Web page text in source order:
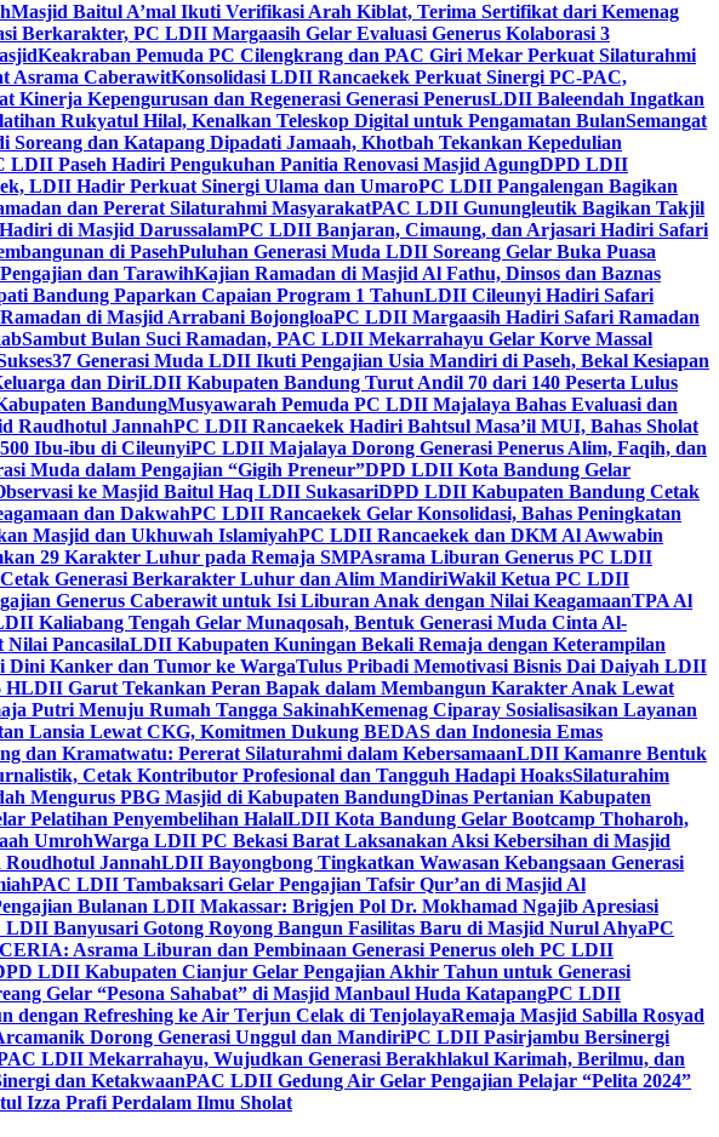
Masjid Baitul A’mal Ikuti Verifikasi Arah Kiblat, Terima Sertifikat dari Kemenag
Berkarakter, PC LDII Margaasih Gelar Evaluasi Generus Kolaborasi 3
Keakraban Pemuda PC Cilengkrang dan PAC Giri Mekar Perkuat Silaturahmi
Asrama CaberawitKonsolidasi LDII Rancaekek Perkuat Sinergi PC-PAC,
Kepengurusan dan Regenerasi Generasi PenerusLDII Baleendah Ingatkan
Rukyatul Hilal, Kenalkan Teleskop Digital untuk Pengamatan BulanSemangat
Soreang dan Katapang Dipadati Jamaah, Khotbah Tekankan Kepedulian
LDII Paseh Hadiri Pengukuhan Panitia Renovasi Masjid AgungDPD LDII
LDII Hadir Perkuat Sinergi Ulama dan UmaroPC LDII Pangalengan Bagikan
dan Pererat Silaturahmi MasyarakatPAC LDII Gunungleutik Bagikan Takjil
di Masjid DarussalamPC LDII Banjaran, Cimaung, dan Arjasari Hadiri Safari
di PasehPuluhan Generasi Muda LDII Soreang Gelar Buka Puasa
dan TarawihKajian Ramadan di Masjid Al Fathu, Dinsos dan Baznas
Bandung Paparkan Capaian Program 1 TahunLDII Cileunyi Hadiri Safari
di Masjid Arrabani BojongloaPC LDII Margaasih Hadiri Safari Ramadan
Sambut Bulan Suci Ramadan, PAC LDII Mekarrahayu Gelar Korve Massal
37 Generasi Muda LDII Ikuti Pengajian Usia Mandiri di Paseh, Bekal Kesiapan
dan DiriLDII Kabupaten Bandung Turut Andil 70 dari 140 Peserta Lulus
BandungMusyawarah Pemuda PC LDII Majalaya Bahas Evaluasi dan
Raudhotul JannahPC LDII Rancaekek Hadiri Bahtsul Masa’il MUI, Bahas Sholat
Ibu-ibu di CileunyiPC LDII Majalaya Dorong Generasi Penerus Alim, Faqih, dan
Muda dalam Pengajian “Gigih Preneur”DPD LDII Kota Bandung Gelar
ke Masjid Baitul Haq LDII SukasariDPD LDII Kabupaten Bandung Cetak
dan DakwahPC LDII Rancaekek Gelar Konsolidasi, Bahas Peningkatan
Masjid dan Ukhuwah IslamiyahPC LDII Rancaekek dan DKM Al Awwabin
29 Karakter Luhur pada Remaja SMPAsrama Liburan Generus PC LDII
Generasi Berkarakter Luhur dan Alim MandiriWakil Ketua PC LDII
Generus Caberawit untuk Isi Liburan Anak dengan Nilai KeagamaanTPA Al
Kaliabang Tengah Gelar Munaqosah, Bentuk Generasi Muda Cinta Al-
PancasilaLDII Kabupaten Kuningan Bekali Remaja dengan Keterampilan
Dini Kanker dan Tumor ke WargaTulus Pribadi Memotivasi Bisnis Dai Daiyah LDII
HLDII Garut Tekankan Peran Bapak dalam Membangun Karakter Anak Lewat
Putri Menuju Rumah Tangga SakinahKemenag Ciparay Sosialisasikan Layanan
Lansia Lewat CKG, Komitmen Dukung BEDAS dan Indonesia Emas
dan Kramatwatu: Pererat Silaturahmi dalam KebersamaanLDII Kamanre Bentuk
Cetak Kontributor Profesional dan Tangguh Hadapi HoaksSilaturahim
Mengurus PBG Masjid di Kabupaten BandungDinas Pertanian Kabupaten
Pelatihan Penyembelihan HalalLDII Kota Bandung Gelar Bootcamp Thoharoh,
UmrohWarga LDII PC Bekasi Barat Laksanakan Aksi Kebersihan di Masjid
Roudhotul JannahLDII Bayongbong Tingkatkan Wawasan Kebangsaan Generasi
PAC LDII Tambaksari Gelar Pengajian Tafsir Qur’an di Masjid Al
Bulanan LDII Makassar: Brigjen Pol Dr. Mokhamad Ngajib Apresiasi
LDII Banyusari Gotong Royong Bangun Fasilitas Baru di Masjid Nurul AhyaPC
Asrama Liburan dan Pembinaan Generasi Penerus oleh PC LDII
LDII Kabupaten Cianjur Gelar Pengajian Akhir Tahun untuk Generasi
Gelar “Pesona Sahabat” di Masjid Manbaul Huda KatapangPC LDII
Refreshing ke Air Terjun Celak di TenjolayaRemaja Masjid Sabilla Rosyad
Dorong Generasi Unggul dan MandiriPC LDII Pasirjambu Bersinergi
LDII Mekarrahayu, Wujudkan Generasi Berakhlakul Karimah, Berilmu, dan
dan KetakwaanPAC LDII Gedung Air Gelar Pengajian Pelajar “Pelita 2024”
Izza Prafi Perdalam Ilmu Sholat